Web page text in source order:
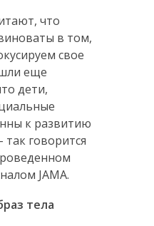
что
в том,
свое
еще
дети,
к развитию
говорится
JAMA.
тела